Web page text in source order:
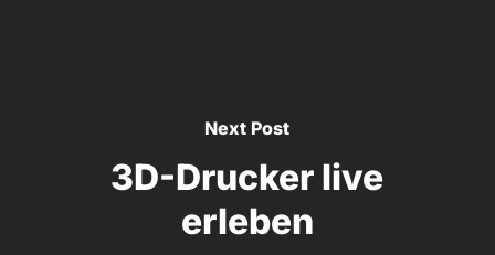
Next Post
3D-Drucker live
erleben